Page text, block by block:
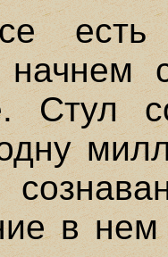
есть
начнем
Стул
в